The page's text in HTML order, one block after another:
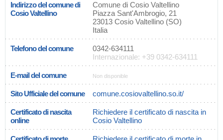
Indirizzo del comune di
Cosio Valtellino
Comune di Cosio Valtellino
Piazza Sant'Ambrogio, 21
23013 Cosio Valtellino (SO)
Italia
Telefono del comune
0342-634111
Internazionale: +39 0342-634111
E-mail del comune Non disponible
Sito Ufficiale del comune comune.cosiovaltellino.so.it/
Certificato di nascita
online
Richiedere il certificato di nascita in
Cosio Valtellino